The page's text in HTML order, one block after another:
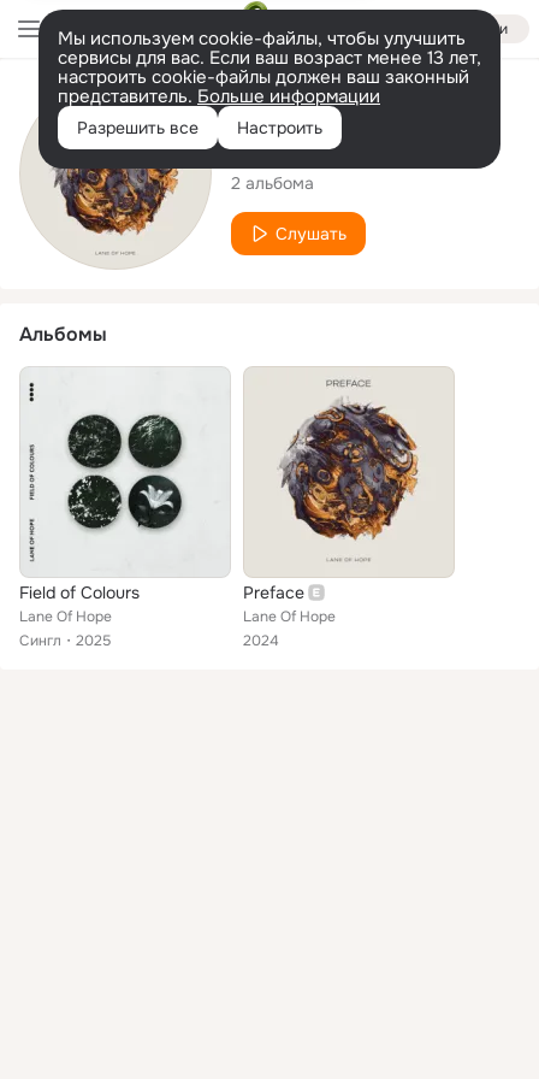
Войти
Мы используем cookie-файлы, чтобы улучшить
сервисы для вас. Если ваш возраст менее 13 лет,
настроить cookie-файлы должен ваш законный
представитель. Больше информации
Разрешить все Настроить
Исполнитель
Lane Of Hope
2 альбома
Слушать
Альбомы
Field of Colours
Lane Of Hope
Сингл
2025
Preface
Lane Of Hope
2024